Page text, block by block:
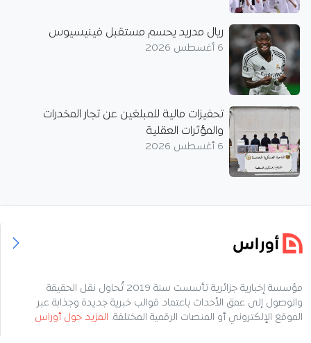
ريال مدريد يحسم مستقبل فينيسيوس
6 أغسطس 2026
تحفيزات مالية للمبلغين عن تجار المخدرات
والمؤثرات العقلية
6 أغسطس 2026
مؤسسة إخبارية جزائرية تأسست سنة 2019 تُحاول نقل الحقيقة
والوصول إلى عمق الأحداث باعتماد قوالب خبرية جديدة وجذابة عبر
الموقع الإلكتروني أو المنصات الرقمية المختلفة. المزيد حول أوراس